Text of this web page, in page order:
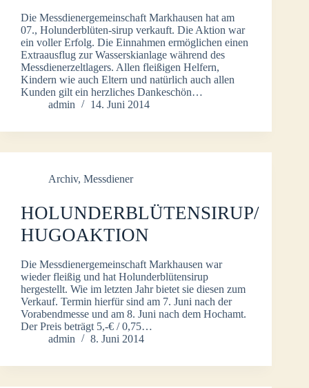
Die Messdienergemeinschaft Markhausen hat am
07., Holunderblüten-sirup verkauft. Die Aktion war
ein voller Erfolg. Die Einnahmen ermöglichen einen
Extraausflug zur Wasserskianlage während des
Messdienerzeltlagers. Allen fleißigen Helfern,
Kindern wie auch Eltern und natürlich auch allen
Kunden gilt ein herzliches Dankeschön…
admin
14. Juni 2014
Archiv, Messdiener
HOLUNDERBLÜTENSIRUP/
HUGOAKTION
Die Messdienergemeinschaft Markhausen war
wieder fleißig und hat Holunderblütensirup
hergestellt. Wie im letzten Jahr bietet sie diesen zum
Verkauf. Termin hierfür sind am 7. Juni nach der
Vorabendmesse und am 8. Juni nach dem Hochamt.
Der Preis beträgt 5,-€ / 0,75…
admin
8. Juni 2014